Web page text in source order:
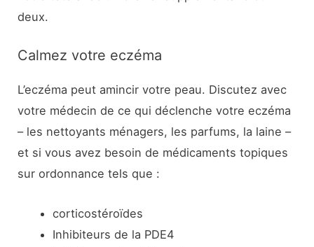
deux.
Calmez votre eczéma
L’eczéma peut amincir votre peau. Discutez avec
votre médecin de ce qui déclenche votre eczéma
– les nettoyants ménagers, les parfums, la laine –
et si vous avez besoin de médicaments topiques
sur ordonnance tels que :
corticostéroïdes
Inhibiteurs de la PDE4